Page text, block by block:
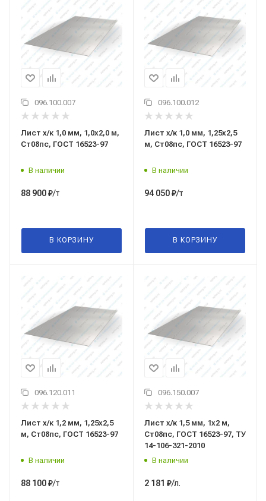
096.100.007
Лист х/к 1,0 мм, 1,0x2,0 м,
Ст08пс, ГОСТ 16523-97
В наличии
88 900₽/т
В КОРЗИНУ
096.100.012
Лист х/к 1,0 мм, 1,25x2,5
м, Ст08пс, ГОСТ 16523-97
В наличии
94 050₽/т
В КОРЗИНУ
096.120.011
Лист х/к 1,2 мм, 1,25x2,5
м, Ст08пс, ГОСТ 16523-97
В наличии
88 100₽/т
096.150.007
Лист х/к 1,5 мм, 1x2 м,
Ст08пс, ГОСТ 16523-97, ТУ
14-106-321-2010
В наличии
2 181 ₽/л.